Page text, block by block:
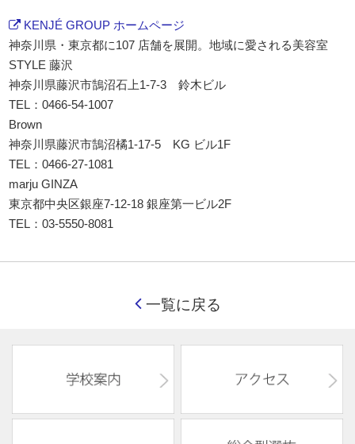
KENJÉ GROUP ホームページ
神奈川県・東京都に107 店舗を展開。地域に愛される美容室
STYLE 藤沢
神奈川県藤沢市鵠沼石上1-7-3 鈴木ビル
TEL：0466-54-1007
Brown
神奈川県藤沢市鵠沼橘1-17-5 KG ビル1F
TEL：0466-27-1081
marju GINZA
東京都中央区銀座7-12-18 銀座第一ビル2F
TEL：03-5550-8081
一覧に戻る